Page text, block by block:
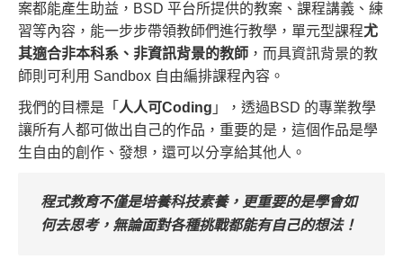
案都能產生助益，BSD 平台所提供的教案、課程講義、練
習等內容，能一步步帶領教師們進行教學，單元型課程尤
其適合非本科系、非資訊背景的教師 ，而具資訊背景的教
師則可利用 Sandbox 自由編排課程內容。
我們的目標是「 人人可Coding 」，透過BSD 的專業教學
讓所有人都可做出自己的作品，重要的是，這個作品是學
生自由的創作、發想，還可以分享給其他人。
程式教育不僅是培養科技素養，更重要的是學會如
何去思考，無論面對各種挑戰都能有自己的想法！